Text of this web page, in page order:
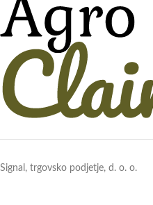
Signal, trgovsko podjetje, d. o. o.